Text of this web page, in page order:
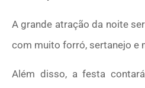
A grande atração da noite
com muito forró, sertanejo e
Além disso, a festa